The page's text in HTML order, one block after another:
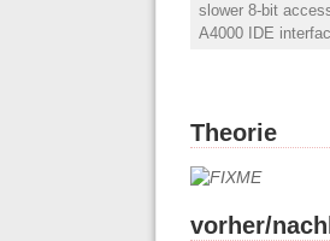
slower 8-bit
A4000 IDE
Theorie
vorher/